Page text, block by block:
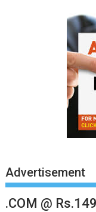
Advertisement
.COM @